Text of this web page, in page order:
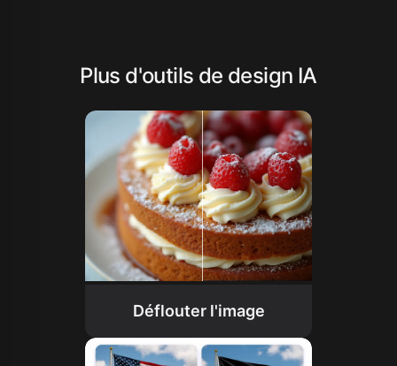
Plus d'outils de design IA
Déflouter l'image